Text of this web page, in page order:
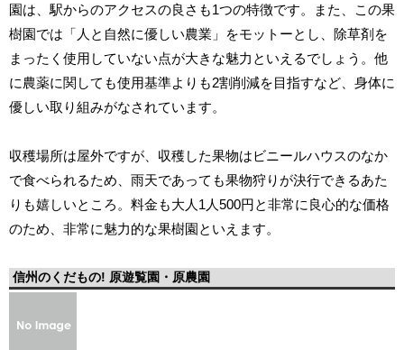
園は、駅からのアクセスの良さも1つの特徴です。また、この果
樹園では「人と自然に優しい農業」をモットーとし、除草剤を
まったく使用していない点が大きな魅力といえるでしょう。他
に農薬に関しても使用基準よりも2割削減を目指すなど、身体に
優しい取り組みがなされています。
収穫場所は屋外ですが、収穫した果物はビニールハウスのなか
で食べられるため、雨天であっても果物狩りが決行できるあた
りも嬉しいところ。料金も大人1人500円と非常に良心的な価格
のため、非常に魅力的な果樹園といえます。
信州のくだもの! 原遊覧園・原農園